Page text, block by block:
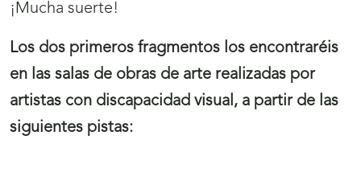
¡Mucha suerte!
Los dos primeros fragmentos los encontraréis
en las salas de obras de arte realizadas por
artistas con discapacidad visual, a partir de las
siguientes pistas: